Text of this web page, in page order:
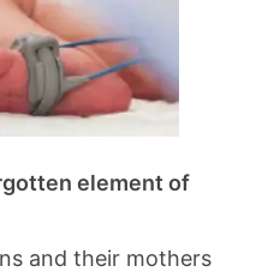
element of
and their mothers